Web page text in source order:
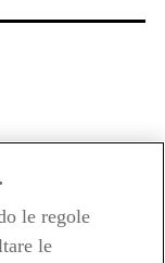
le regole
le